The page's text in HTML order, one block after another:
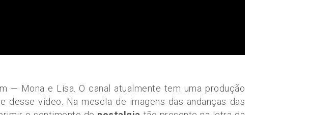
— Mona e Lisa. O canal atualmente tem uma produção
desse vídeo. Na mescla de imagens das andanças das